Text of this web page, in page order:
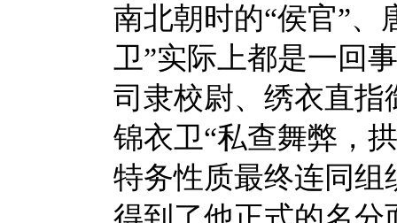
南北朝时的“侯官”、
卫”实际上都是一回
司隶校尉、绣衣直
锦衣卫“私查舞弊，
特务性质最终连同组